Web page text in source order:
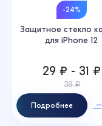
-24%
Защитное стекло
для iPhone 12
29 ₽ - 31 ₽
38 ₽
Подробнее